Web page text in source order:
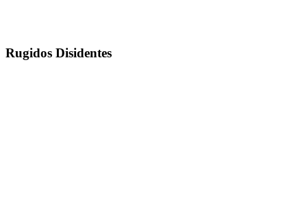
Rugidos Disidentes